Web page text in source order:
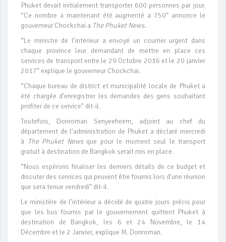
Phuket devait initialement transporter 600 personnes par jour.
“Ce nombre a maintenant été augmenté a 750” annonce le
gouverneur Chockchai a The Phuket News.
“Le ministre de l’intérieur a envoyé un courrier urgent dans
chaque province leur demandant de mettre en place ces
services de transport entre le 29 Octobre 2016 et le 20 janvier
2017” explique le gouverneur Chockchai.
“Chaque bureau de district et municipalité locale de Phuket a
été chargée d’enregistrer les demandes des gens souhaitant
profiter de ce service” dit-il.
Toutefois, Donroman Senyeeheem, adjoint au chef du
département de l’administration de Phuket a déclaré mercredi
à The Phuket Newsque pour le moment seul le transport
gratuit à destination de Bangkok serait mis en place.
“Nous espérons finaliser les derniers détails de ce budget et
discuter des services qui peuvent être fournis lors d’une réunion
que sera tenue vendredi” dit-il.
Le ministère de l’intérieur a décidé de quatre jours précis pour
que les bus fournis par le gouvernement quittent Phuket à
destination de Bangkok, les 6 et 24 Novembre, le 14
Décembre et le 2 Janvier, explique M. Donroman.